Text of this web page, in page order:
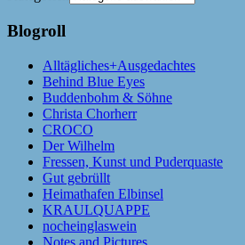
Blogroll
Alltägliches+Ausgedachtes
Behind Blue Eyes
Buddenbohm & Söhne
Christa Chorherr
CROCO
Der Wilhelm
Fressen, Kunst und Puderquaste
Gut gebrüllt
Heimathafen Elbinsel
KRAULQUAPPE
nocheinglaswein
Notes and Pictures